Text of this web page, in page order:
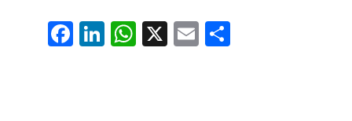
Fa
ce
Li
nk
W
ha
X E
m
Pa
rt